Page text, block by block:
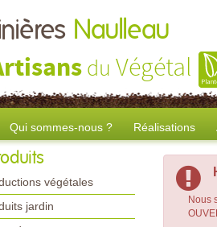
Naulleau
du Végétal
Qui sommes-nous ? Réalisations
végétales
jardin
Nous